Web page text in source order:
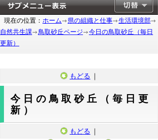
現在の位置： ホーム 県の組織と仕事
生活環境部
自然共生課
鳥取砂丘ページ
今日の鳥取砂丘（毎日
更新）
もどる ｜
今日の鳥取砂丘（毎日更
新）
もどる ｜